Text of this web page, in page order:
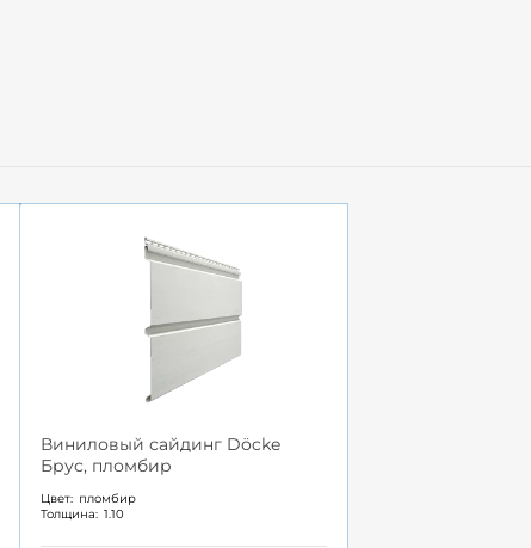
Виниловый сайдинг Döcke
Брус, пломбир
Цвет: пломбир
Толщина: 1.10